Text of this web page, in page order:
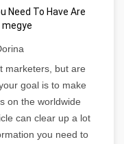
Need To Have Are
megye
marketers, but are
goal is to make
on the worldwide
can clear up a lot
you need to